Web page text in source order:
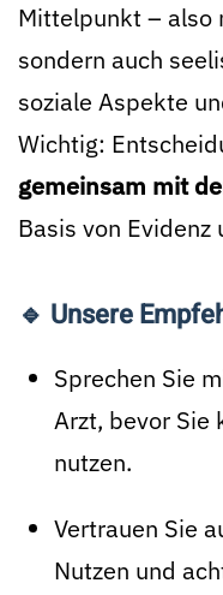
Mittelpunkt – also
sondern auch
soziale Aspekte
Wichtig:
gemeinsam mit
Basis von
🔹 Unsere
Sprechen Sie
Arzt, bevor Sie
nutzen.
Vertrauen Sie
Nutzen und